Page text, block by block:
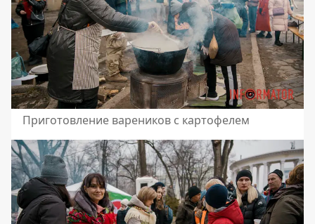
Приготовление вареников с картофелем